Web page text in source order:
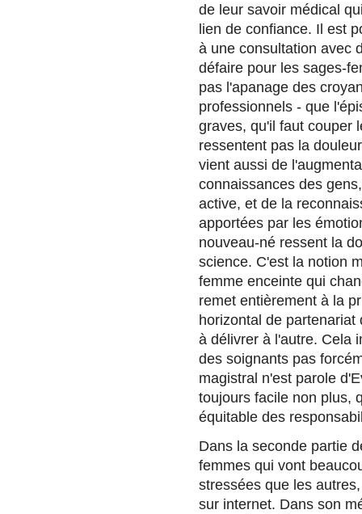
de leur savoir médical
lien de confiance. Il est
à une consultation avec
défaire pour les sages-
pas l'apanage des
professionnels - que
graves, qu'il faut couper
ressentent pas la
vient aussi de
connaissances des
active, et de la
apportées par les
nouveau-né ressent la
science. C'est la notion
femme enceinte qui
remet entièrement à la
horizontal de
à délivrer à l'autre. Cela
des soignants pas
magistral n'est parole
toujours facile non plus,
équitable des
Dans la seconde partie
femmes qui vont
stressées que les
sur internet. Dans son